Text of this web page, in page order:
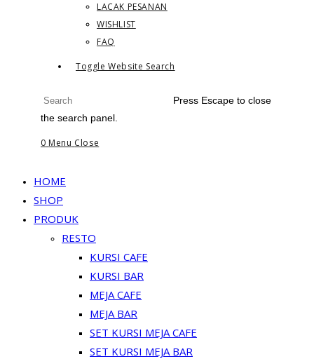
LACAK PESANAN
WISHLIST
FAQ
Toggle Website Search
Press Escape to close
the search panel.
0 Menu Close
HOME
SHOP
PRODUK
RESTO
KURSI CAFE
KURSI BAR
MEJA CAFE
MEJA BAR
SET KURSI MEJA CAFE
SET KURSI MEJA BAR